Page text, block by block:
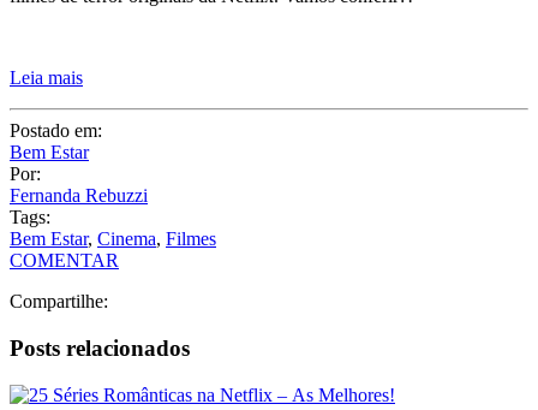
Leia mais
Postado em:
Bem Estar
Por:
Fernanda Rebuzzi
Tags:
Bem Estar, Cinema, Filmes
COMENTAR
Compartilhe:
Posts relacionados